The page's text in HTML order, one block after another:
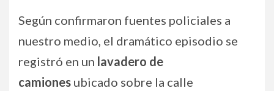
Según confirmaron fuentes policiales a
nuestro medio, el dramático episodio se
registró en un lavadero de
camiones ubicado sobre la calle